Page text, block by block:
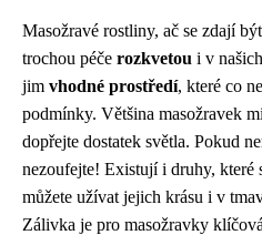
Masožravé rostliny, ač se zdají
trochou péče rozkvetou i v
jim vhodné prostředí, které co
podmínky. Většina masožravek
dopřejte dostatek světla. Pokud
nezoufejte! Existují i druhy, které
můžete užívat jejich krásu i v
Zálivka je pro masožravky